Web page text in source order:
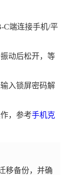
C端连接手机/平
动后松开，等
入锁屏密码解
，参考手机克
移备份，并确